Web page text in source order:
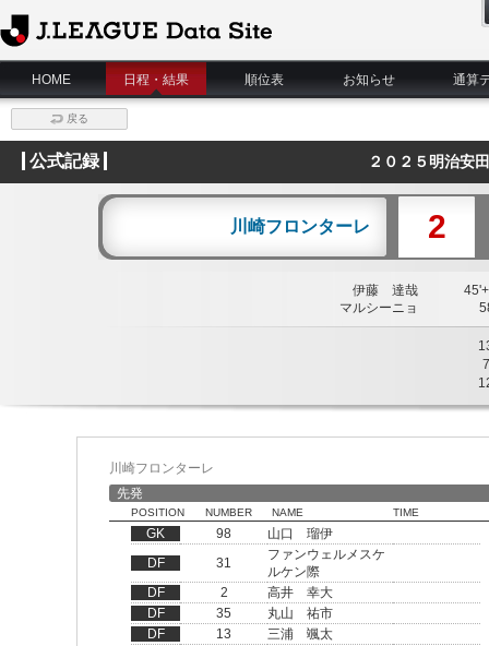
J.League Data Site
HOME
日程・結果 順位表 お知らせ 通算
戻る
公式記録 ２０２５明治安
川崎フロンターレ 2
伊藤 達哉
マルシーニョ
7
川崎フロンターレ
先発
POSITION NUMBER NAME TIME
GK 98
山口 瑠伊
DF
31
ファンウェルメスケ
ルケン際
DF
2
高井 幸大
DF
35
丸山 祐市
DF
13
三浦 颯太